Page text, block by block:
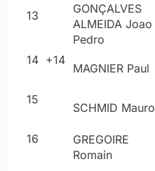
13
GONÇALVES
ALMEIDA Joao
Pedro
14 +14
MAGNIER Paul
15
SCHMID Mauro
16
GREGOIRE
Romain